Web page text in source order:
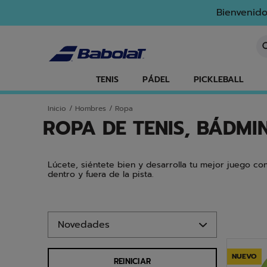
TENIS PÁDEL PICKLEBALL
Inicio / Hombres / Ropa
ROPA DE TENIS,
Lúcete, siéntete bien y desarrolla tu mejor juego
dentro y fuera de la pista.
Ir a los productos
REINICIAR NUEVO